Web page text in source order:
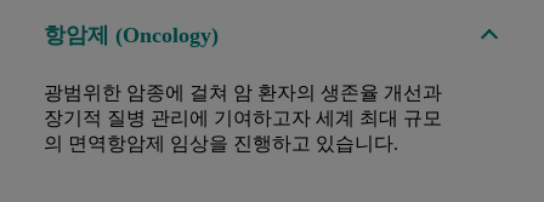
항암제 (Oncology)
광범위한 암종에 걸쳐 암 환자의 생존율 개선과
장기적 질병 관리에 기여하고자 세계 최대 규모
의 면역항암제 임상을 진행하고 있습니다.